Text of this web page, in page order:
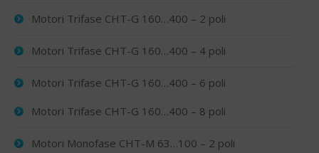
Motori Trifase CHT-G 160…400 – 2 poli
Motori Trifase CHT-G 160…400 – 4 poli
Motori Trifase CHT-G 160…400 – 6 poli
Motori Trifase CHT-G 160…400 – 8 poli
Motori Monofase CHT-M 63…100 – 2 poli